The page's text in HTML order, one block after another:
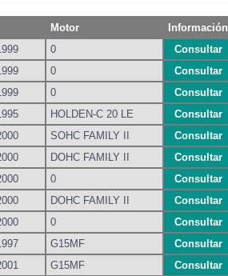
Motor
Información
0
Consultar
0
Consultar
0
Consultar
HOLDEN-C 20 LE
Consultar
SOHC FAMILY II
Consultar
DOHC FAMILY II
Consultar
0
Consultar
DOHC FAMILY II
Consultar
0
Consultar
G15MF
Consultar
G15MF
Consultar